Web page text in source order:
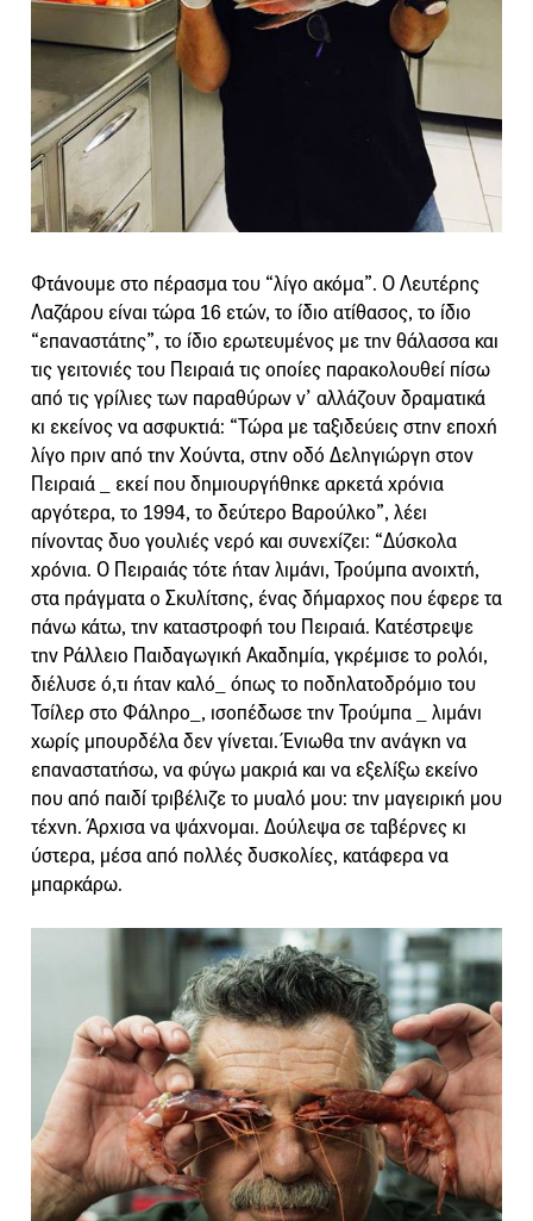
Φτάνουμε στο πέρασμα του “λίγο ακόμα”. Ο Λευτέρης
Λαζάρου είναι τώρα 16 ετών, το ίδιο ατίθασος, το ίδιο
“επαναστάτης”, το ίδιο ερωτευμένος με την θάλασσα και
τις γειτονιές του Πειραιά τις οποίες παρακολουθεί πίσω
από τις γρίλιες των παραθύρων ν’ αλλάζουν δραματικά
κι εκείνος να ασφυκτιά: “Τώρα με ταξιδεύεις στην εποχή
λίγο πριν από την Χούντα, στην οδό Δεληγιώργη στον
Πειραιά _ εκεί που δημιουργήθηκε αρκετά χρόνια
αργότερα, το 1994, το δεύτερο Βαρούλκο”, λέει
πίνοντας δυο γουλιές νερό και συνεχίζει: “Δύσκολα
χρόνια. Ο Πειραιάς τότε ήταν λιμάνι, Τρούμπα ανοιχτή,
στα πράγματα ο Σκυλίτσης, ένας δήμαρχος που έφερε τα
πάνω κάτω, την καταστροφή του Πειραιά. Κατέστρεψε
την Ράλλειο Παιδαγωγική Ακαδημία, γκρέμισε το ρολόι,
διέλυσε ό,τι ήταν καλό_ όπως το ποδηλατοδρόμιο του
Τσίλερ στο Φάληρο_, ισοπέδωσε την Τρούμπα _ λιμάνι
χωρίς μπουρδέλα δεν γίνεται. Ένιωθα την ανάγκη να
επαναστατήσω, να φύγω μακριά και να εξελίξω εκείνο
που από παιδί τριβέλιζε το μυαλό μου: την μαγειρική μου
τέχνη. Άρχισα να ψάχνομαι. Δούλεψα σε ταβέρνες κι
ύστερα, μέσα από πολλές δυσκολίες, κατάφερα να
μπαρκάρω.